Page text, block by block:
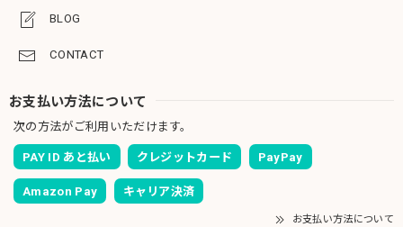
BLOG
CONTACT
お支払い方法について
次の方法がご利用いただけます。
PAY ID あと払い クレジットカード PayPay
Amazon Pay キャリア決済
お支払い方法について